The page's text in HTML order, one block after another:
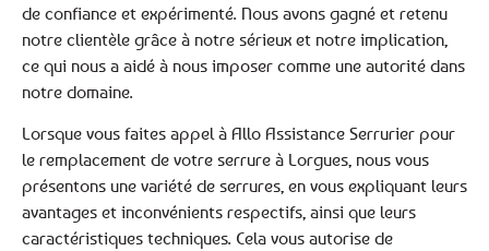
de confiance et expérimenté. Nous avons gagné et retenu
notre clientèle grâce à notre sérieux et notre implication,
ce qui nous a aidé à nous imposer comme une autorité dans
notre domaine.
Lorsque vous faites appel à Allo Assistance Serrurier pour
le remplacement de votre serrure à Lorgues, nous vous
présentons une variété de serrures, en vous expliquant leurs
avantages et inconvénients respectifs, ainsi que leurs
caractéristiques techniques. Cela vous autorise de